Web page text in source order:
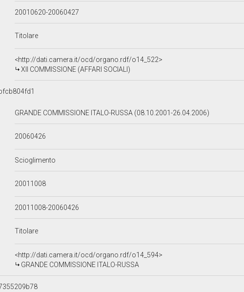
20010620-20060427
Titolare
<http://dati.camera.it/ocd/organo.rdf/o14_522>
XII COMMISSIONE (AFFARI SOCIALI)
GRANDE COMMISSIONE ITALO-RUSSA (08.10.2001-26.04.2006)
20060426
Scioglimento
20011008
20011008-20060426
Titolare
<http://dati.camera.it/ocd/organo.rdf/o14_594>
GRANDE COMMISSIONE ITALO-RUSSA